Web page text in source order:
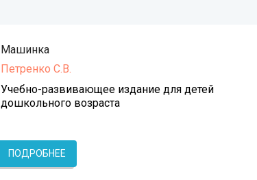
Машинка
Петренко С.В.
Учебно-развивающее издание для детей
дошкольного возраста
ПОДРОБНЕЕ